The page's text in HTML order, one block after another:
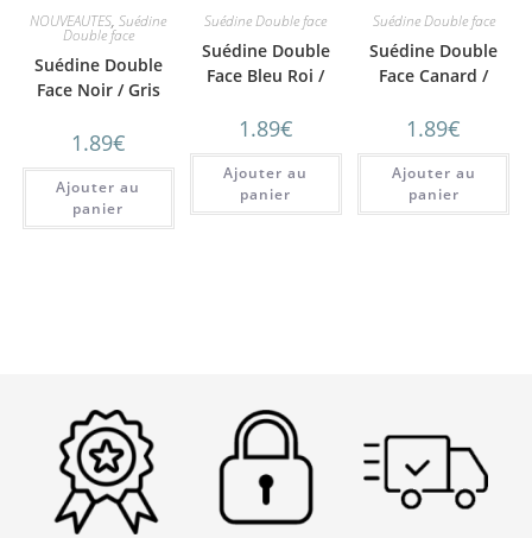
NOUVEAUTES,Suédine
Double face
Suédine Double
Face Noir / Gris
1.89€
Ajouter au
panier
Suédine Double face
Suédine Double
Face Bleu Roi /
1.89€
Ajouter au
panier
Suédine Double face
Suédine Double
Face Canard /
1.89€
Ajouter au
panier